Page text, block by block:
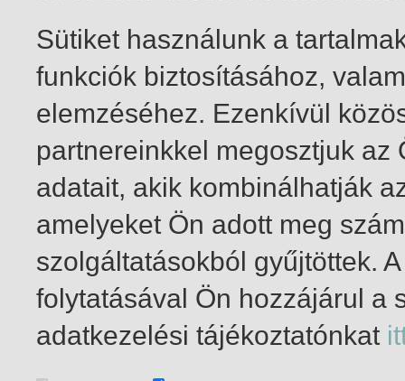
1-2 / total 2 hit
Sütiket használunk a
funkciók biztosításához,
elemzéséhez. Ezenkívül
partnereinkkel megosztjuk
adatait, akik kombinálhatják
amelyeket Ön adott meg
szolgáltatásokból gyűjtöttek.
folytatásával Ön hozzájárul a
adatkezelési tájékoztatónkat